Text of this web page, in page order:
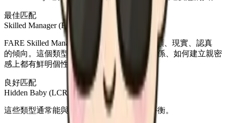
最佳匹配
Skilled Manager (FARE)
FARE Skilled Manager 結合了 配合、接納照顧、現實、認真
的傾向。這個類型在如何愛人、如何選擇關係、如何建立親密
感上都有鮮明個性。
良好匹配
Hidden Baby (LCRE), Loyal Hachiko (FCPE)
這些類型通常能與你的戀愛風格形成自然平衡。